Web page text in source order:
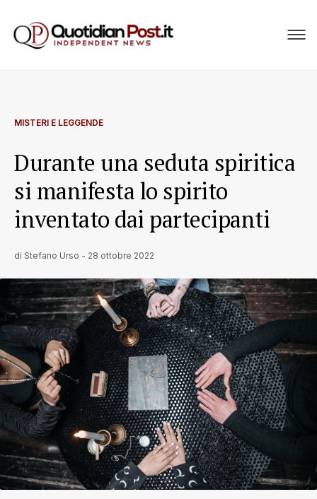
MISTERI E LEGGENDE
Durante una seduta spiritica
si manifesta lo spirito
inventato dai partecipanti
di Stefano Urso - 28 ottobre 2022